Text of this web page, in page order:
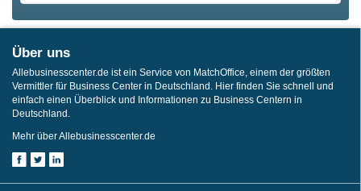
Über uns
Allebusinesscenter.de ist ein Service von MatchOffice, einem der größten
Vermittler für Business Center in Deutschland. Hier finden Sie schnell und
einfach einen Überblick und Informationen zu Business Centern in
Deutschland.
Mehr über Allebusinesscenter.de